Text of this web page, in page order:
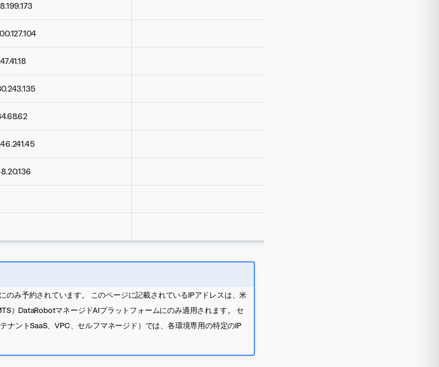
のみ予約されています。 このページに記載されているIPアドレスは、米
）DataRobotマネージドAIプラットフォームにのみ適用されます。 セ
ナントSaaS、VPC、セルフマネージド）では、各環境専用の特定のIP